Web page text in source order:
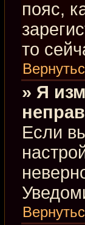
пояс,
то
» Я
Если